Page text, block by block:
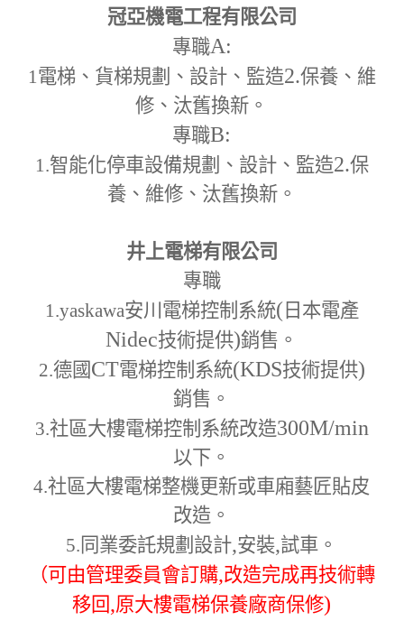
冠亞機電工程有限公司
專職A:
1電梯、貨梯規劃、設計、監造2.保養、維
修、汰舊換新。
專職B:
1.智能化停車設備規劃、設計、監造2.保
養、維修、汰舊換新。
井上電梯有限公司
專職
1.yaskawa安川電梯控制系統( 日本電產
Nidec技術提供)銷售。
2.德國 CT電梯控制系統(KDS技術提供)
銷售。
3.社區大樓電梯控制系統改造300M/min
以下。
4.社區大樓電梯整機更新或車廂藝匠貼皮
改造。
5. 同業委託規劃設計,安裝,試車。
（可由管理委員會訂購,改造完成再技術轉
移回,原大樓電梯保養廠商保修)